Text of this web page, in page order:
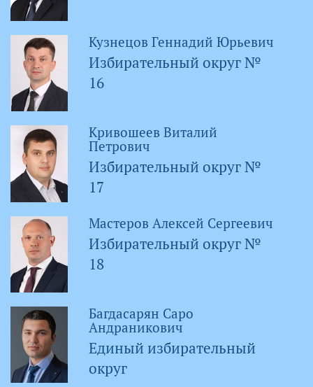
Кузнецов Геннадий Юрьевич
Избирательный округ №
16
Кривошеев Виталий
Петрович
Избирательный округ №
17
Мастеров Алексей Сергеевич
Избирательный округ №
18
Багдасарян Саро
Андраникович
Единый избирательный
округ